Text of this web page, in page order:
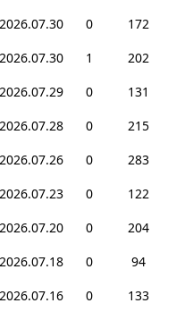
2026.07.30 0
172
2026.07.30 1
202
2026.07.29 0
131
2026.07.28 0
215
2026.07.26 0
283
2026.07.23 0
122
2026.07.20 0
204
2026.07.18 0
94
2026.07.16 0
133